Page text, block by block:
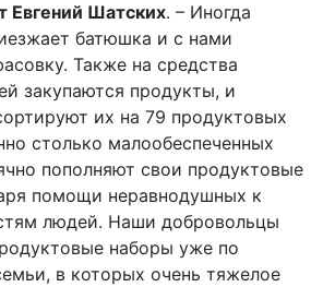
Евгений Шатских. – Иногда
батюшка и с нами
Также на средства
закупаются продукты, и
их на 79 продуктовых
столько малообеспеченных
пополняют свои продуктовые
помощи неравнодушных к
людей. Наши добровольцы
наборы уже по
в которых очень тяжелое